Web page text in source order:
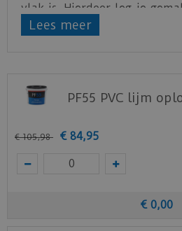
vlak is. Hierdoor leg je
nieuwe vloer in huis.
van de nieuwe vloer.
Download hier
Download
de
Lees meer
PF55 PVC lijm
€ 105,98 € 84,95
€ 0,00